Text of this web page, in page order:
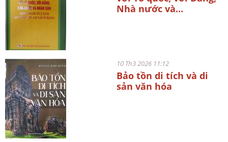
Nhà nước và...
10 Th3 2026 11:12
Bảo tồn di tích và di
sản văn hóa